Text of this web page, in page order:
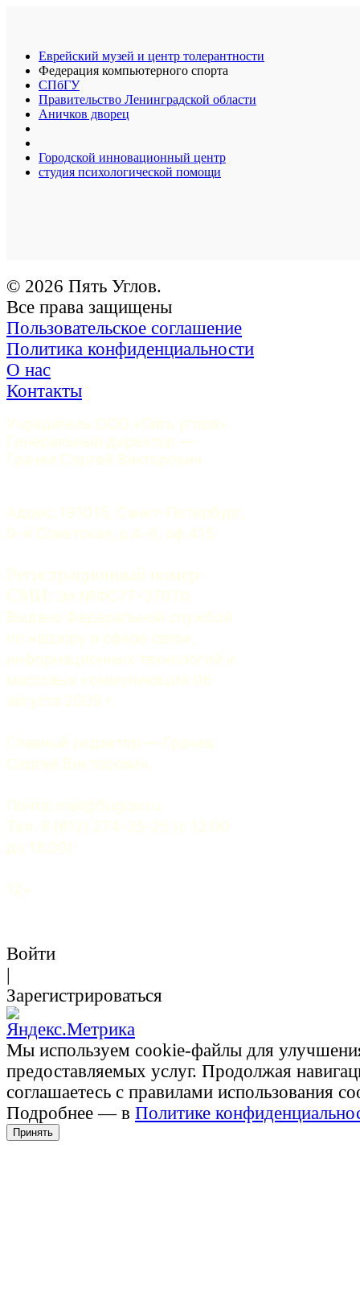
Еврейский музей и центр толерантности
Федерация компьютерного спорта
СПбГУ
Правительство Ленинградской области
Аничков дворец
Городской инновационный центр
студия психологической помощи
© 2026 Пять Углов.
Все права защищены
Пользовательское соглашение
Политика конфиденциальности
О нас
Контакты
Учредитель ООО «Пять углов».
Генеральный директор —
Грачев Сергей Викторович
Адрес: 191015, Санкт-Петербург,
9-я Советская, д.4-6, оф.415
Регистрационный номер
СМИ: Эл №ФС77-37070.
Выдано Федеральной службой
по надзору в сфере связи,
информационных технологий и
массовых коммуникаций 06
августа 2009 г.
Главный редактор — Грачев
Сергей Викторович.
Почта: mail@5uglov.ru
Тел. 8 (812) 274-35-25 (c 12.00
до 18.00)
12+
Войти
|
Зарегистрироваться
Мы используем cookie-файлы для
предоставляемых услуг. Продолжая
соглашаетесь с правилами использования
Подробнее — в Политике
Принять